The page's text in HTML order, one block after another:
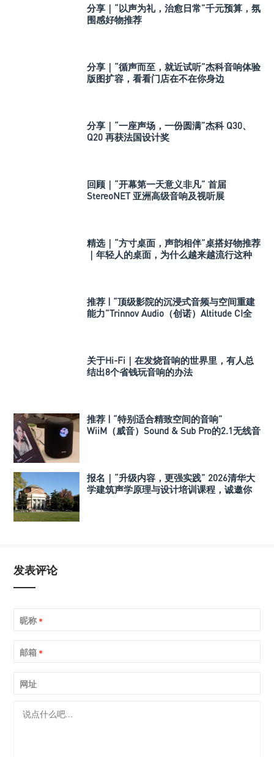
分享｜“以声为礼，治愈日常”千元预算，氛
围感好物推荐
分享｜“循声而至，就近试听”杰科音响体验
版图扩容，看看门店在不在你身边
分享｜“一座声场，一份圆满”杰科 Q30、
Q20 再获法国设计奖
回顾｜“开幕第一天意义非凡” 首届
StereoNET 亚洲高级音响及视听展
精选｜“方寸桌面，声韵相伴”桌搭好物推荐
｜年轻人的桌面，为什么越来越流行这种
推荐 | “顶级影院的沉浸式音频与空间重建
能力”Trinnov Audio（创诺）Altitude CI全
关于Hi-Fi｜在发烧音响的世界里，有人总
结出8个省钱玩音响的办法
推荐 | “特别适合精致空间的音响”
WiiM（威音）Sound & Sub Pro的2.1无线音
报名｜“升级内容，更强实践” 2026清华大
学建筑声学原理与设计培训课程，诚邀你
发表评论
昵称 *
邮箱 *
网址